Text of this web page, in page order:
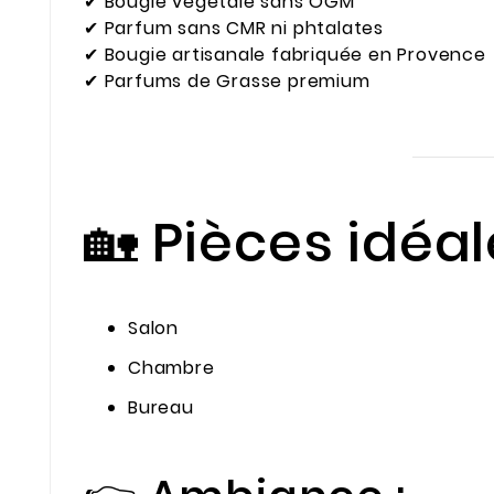
✔ Parfum sans CMR ni phtalates
✔ Bougie artisanale fabriquée en Provence
✔ Parfums de Grasse premium
🏡 Pièces
Salon
Chambre
Bureau